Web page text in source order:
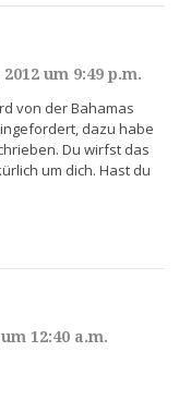
um 9:49 p.m.
von der Bahamas
dazu habe
Du wirfst das
um dich. Hast du
12:40 a.m.